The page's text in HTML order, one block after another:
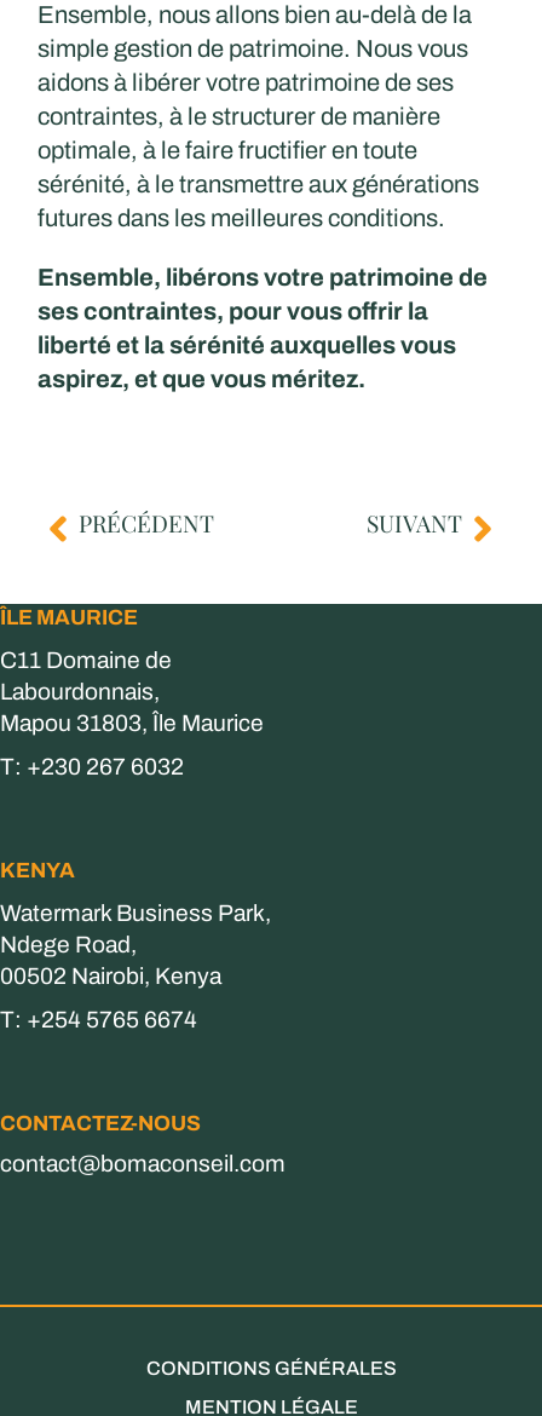
Ensemble, nous allons bien au-delà de la
simple gestion de patrimoine. Nous vous
aidons à libérer votre patrimoine de ses
contraintes, à le structurer de manière
optimale, à le faire fructifier en toute
sérénité, à le transmettre aux générations
futures dans les meilleures conditions.
Ensemble, libérons votre patrimoine de
ses contraintes, pour vous offrir la
liberté et la sérénité auxquelles vous
aspirez, et que vous méritez.
PRÉCÉDENT SUIVANT
ÎLE MAURICE
C11 Domaine de
Labourdonnais,
Mapou 31803, Île Maurice
T: +230 267 6032
KENYA
Watermark Business Park,
Ndege Road,
00502 Nairobi, Kenya
T: +254 5765 6674
CONTACTEZ-NOUS
contact@bomaconseil.com
CONDITIONS GÉNÉRALES
MENTION LÉGALE